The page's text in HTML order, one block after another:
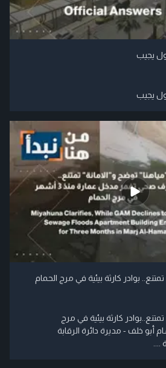
يجيب
يجيب
بوادر كارثة بيئية في مرج الحمام
كارثة بيئية في مرج
أبو خلف - مديرة دائرة الرقابة